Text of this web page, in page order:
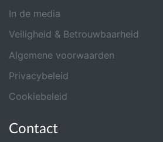
In de media
Veiligheid & Betrouwbaarheid
Algemene voorwaarden
Privacybeleid
Cookiebeleid
Contact